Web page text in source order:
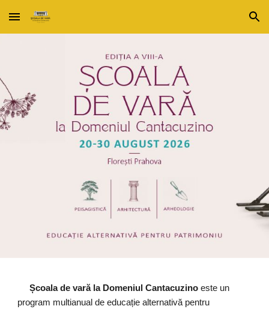
Skip to main content Skip to navigation
Școala de vară la Domeniul Cantacuzino este un
program multianual de educație alternativă pentru